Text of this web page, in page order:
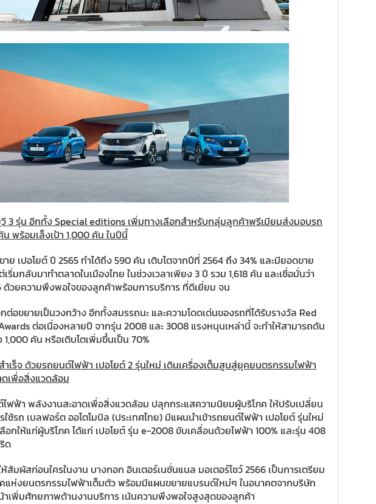
วี 3 รุ่น อีกทั้ง Special editions เพิ่มทางเลือกสำหรับกลุ่มลูกค้าพรีเมียมส่งมอบรถ
น พร้อมเล็งเป้า 1,000 คัน ในปีนี้
ย เปอโยต์ ปี 2565 ทำได้ถึง 590 คัน เติบโตจากปีที่ 2564 ถึง 34% และมียอดขาย
ริ่มกลับมาทำตลาดในเมืองไทย ในช่วงเวลาเพียง 3 ปี รวม 1,618 คัน และเชื่อมั่นว่า
วยความพึงพอใจของลูกค้าพร้อมการบริการ ที่ดีเยี่ยม จน
ต่อขยายเป็นวงกว้าง อีกทั้งสมรรถนะ และความโดดเด่นของรถที่ได้รับรางวัล Red
ต่อเนื่องหลายปี จากรุ่น 2008 และ 3008 แรงหนุนเหล่านี้ จะทำให้สามารถดัน
คัน หรือเติบโตเพิ่มขึ้นเป็น 70%
เร็จ ด้วยรถยนต์ไฟฟ้า เปอโยต์ 2 รุ่นใหม่ เดินเครื่องเต็มสูบสู่ยุคยนตรกรรมไฟฟ้า
เพื่อสิ่งแวดล้อม
ฟฟ้า พลังงานสะอาดเพื่อสิ่งแวดล้อม ปลุกกระแสความนิยมผู้บริโภค ให้ปรับเปลี่ยน
ช้รถ เบลฟอร์ต ออโตโมบิล (ประเทศไทย) มีแผนนำเข้ารถยนต์ไฟฟ้า เปอโยต์ รุ่นใหม่
อกให้แก่ผู้บริโภค ได้แก่ เปอโยต์ รุ่น e-2008 ขับเคลื่อนด้วยไฟฟ้า 100% และรุ่น 408
ด
ห้สัมผัสก่อนใครในงาน บางกอก อินเตอร์เนชั่นแนล มอเตอร์โชว์ 2566 เป็นการเตรียม
แห่งยนตรกรรมไฟฟ้าเต็มตัว พร้อมมีแผนขยายแบรนด์ใหม่ๆ ในอนาคตจากบริษัท
าเพิ่มศักยภาพด้านงานบริการ เน้นความพึงพอใจสูงสุดของลูกค้า